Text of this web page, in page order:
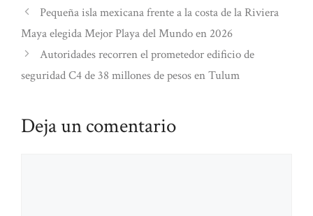
Pequeña isla mexicana frente a la costa de la Riviera
Maya elegida Mejor Playa del Mundo en 2026
Autoridades recorren el prometedor edificio de
seguridad C4 de 38 millones de pesos en Tulum
Deja un comentario